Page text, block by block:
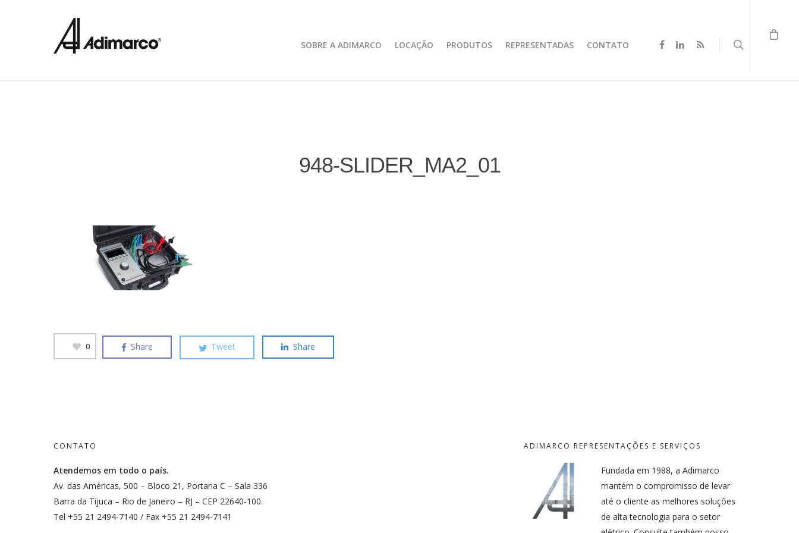
SOBRE A ADIMARCO LOCAÇÃO PRODUTOS REPRESENTADAS CONTATO
948-SLIDER_MA2_01
0 Share Tweet Share
CONTATO
Atendemos em todo o país.
Av. das Américas, 500 – Bloco 21, Portaria C – Sala 336
Barra da Tijuca – Rio de Janeiro – RJ – CEP 22640-100.
Tel +55 21 2494-7140 / Fax +55 21 2494-7141
ADIMARCO REPRESENTAÇÕES E SERVIÇOS
Fundada em 1988, a Adimarco
mantém o compromisso de levar
até o cliente as melhores soluções
de alta tecnologia para o setor